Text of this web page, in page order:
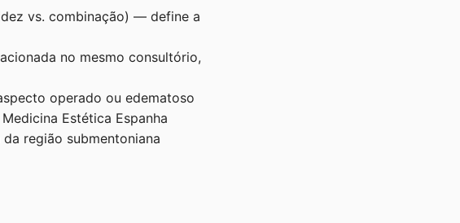
vs. combinação) — define a
no mesmo consultório,
operado ou edematoso
Estética Espanha
região submentoniana